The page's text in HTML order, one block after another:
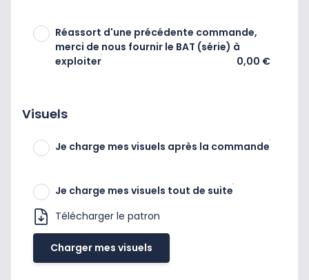
Réassort d'une précédente commande,
merci de nous fournir le BAT (série) à
exploiter
0,00 €
Visuels
Je charge mes visuels après la commande
Je charge mes visuels tout de suite
Télécharger le patron
Charger mes visuels